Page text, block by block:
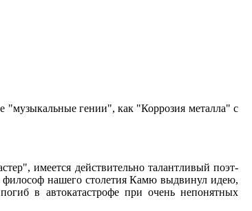
"музыкальные гении", как "Коррозия металла" с
имеется действительно талантливый поэт-
нашего столетия Камю выдвинул идею,
в автокатастрофе при очень непонятных